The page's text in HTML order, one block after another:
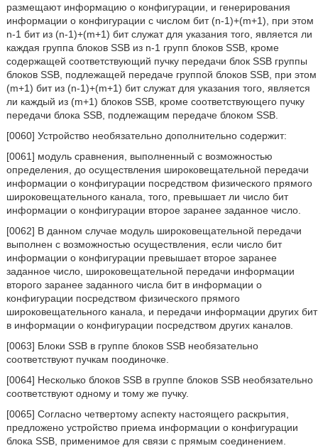
размещают информацию о конфигурации, и генерирования
информации о конфигурации с числом бит (n-1)+(m+1), при этом
n-1 бит из (n-1)+(m+1) бит служат для указания того, является ли
каждая группа блоков SSB из n-1 групп блоков SSB, кроме
содержащей соответствующий пучку передачи блок SSB группы
блоков SSB, подлежащей передаче группой блоков SSB, при этом
(m+1) бит из (n-1)+(m+1) бит служат для указания того, является
ли каждый из (m+1) блоков SSB, кроме соответствующего пучку
передачи блока SSB, подлежащим передаче блоком SSB.
[0060] Устройство необязательно дополнительно содержит:
[0061] модуль сравнения, выполненный с возможностью
определения, до осуществления широковещательной передачи
информации о конфигурации посредством физического прямого
широковещательного канала, того, превышает ли число бит
информации о конфигурации второе заранее заданное число.
[0062] В данном случае модуль широковещательной передачи
выполнен с возможностью осуществления, если число бит
информации о конфигурации превышает второе заранее
заданное число, широковещательной передачи информации
второго заранее заданного числа бит в информации о
конфигурации посредством физического прямого
широковещательного канала, и передачи информации других бит
в информации о конфигурации посредством других каналов.
[0063] Блоки SSB в группе блоков SSB необязательно
соответствуют пучкам поодиночке.
[0064] Несколько блоков SSB в группе блоков SSB необязательно
соответствуют одному и тому же пучку.
[0065] Согласно четвертому аспекту настоящего раскрытия,
предложено устройство приема информации о конфигурации
блока SSB, применимое для связи с прямым соединением.